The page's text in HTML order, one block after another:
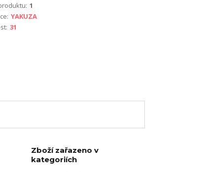
1
YAKUZA
31
Zboží zařazeno v
kategoriích